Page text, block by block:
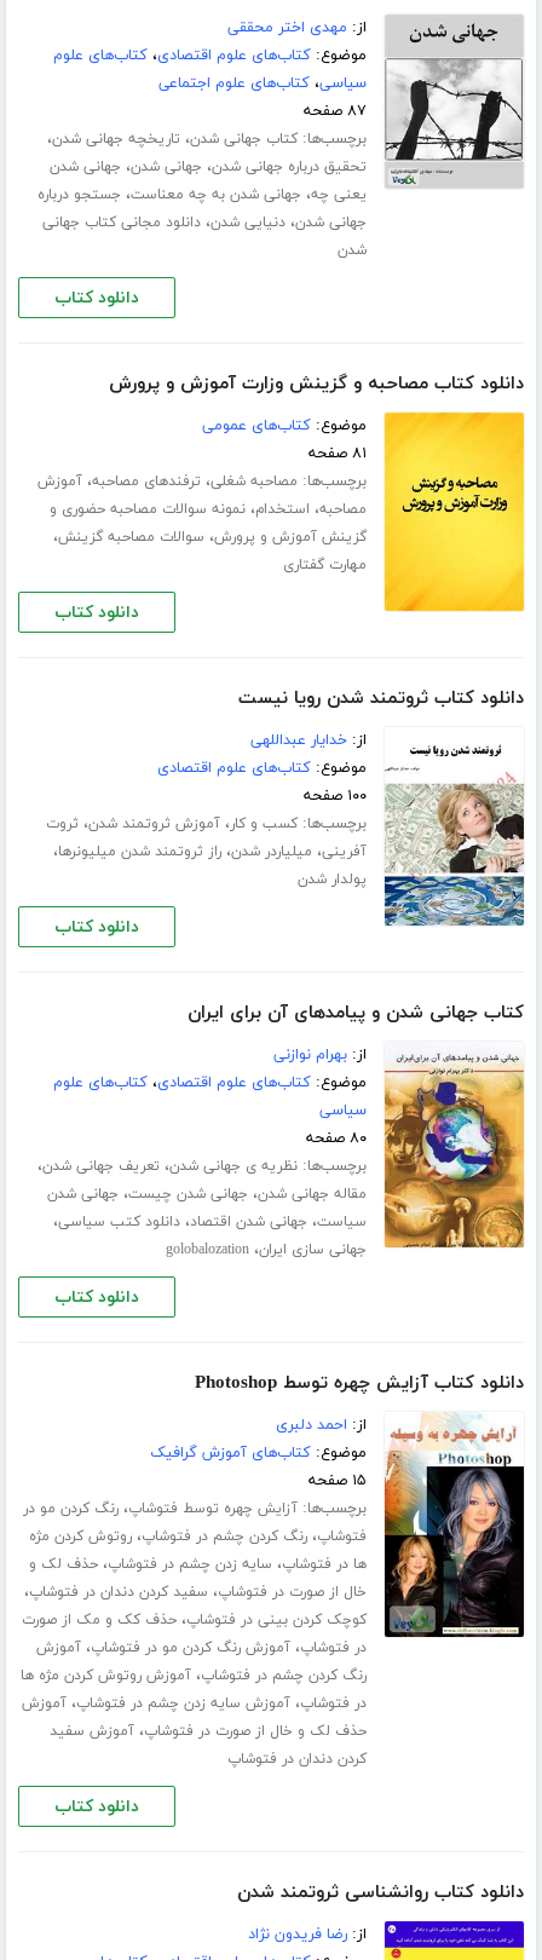
از: مهدی اختر محققی
موضوع:کتاب‌های علوم اقتصادی،کتاب‌های علوم
سیاسی،کتاب‌های علوم اجتماعی
۸۷ صفحه
برچسب‌ها:کتاب جهانی شدن، تاریخچه جهانی شدن،
تحقیق درباره جهانی شدن، جهانی شدن، جهانی شدن
یعنی چه، جهانی شدن به چه معناست، جستجو درباره
جهانی شدن،دنیایی شدن،دانلود مجانی کتاب جهانی
شدن
دانلود کتاب
دانلود کتاب مصاحبه و گزینش وزارت آموزش و پرورش
موضوع:کتاب‌های عمومی
۸۱ صفحه
برچسب‌ها: مصاحبه شغلی، ترفندهای مصاحبه،آموزش
مصاحبه، استخدام،نمونه سوالات مصاحبه حضوری و
گزینش آموزش و پرورش، سوالات مصاحبه گزینش،
مهارت گفتاری
دانلود کتاب
دانلود کتاب ثروتمند شدن رویا نیست
از:خدایار عبداللهی
موضوع:کتاب‌های علوم اقتصادی
۱۰۰ صفحه
برچسب‌ها:کسب و کار،آموزش ثروتمند شدن، ثروت
آفرینی، میلیاردر شدن،راز ثروتمند شدن میلیونرها،
پولدار شدن
دانلود کتاب
کتاب جهانی شدن و پیامدهای آن برای ایران
از:بهرام نوازنی
موضوع:کتاب‌های علوم اقتصادی،کتاب‌های علوم
سیاسی
۸۰ صفحه
برچسب‌ها:نظریه ی جهانی شدن، تعریف جهانی شدن،
مقاله جهانی شدن، جهانی شدن چیست، جهانی شدن
سیاست، جهانی شدن اقتصاد،دانلود کتب سیاسی،
جهانی سازی ایران،golobalozation
دانلود کتاب
دانلود کتاب آزایش چهره توسط Photoshop
از: احمد دلبری
موضوع:کتاب‌های آموزش گرافیک
۱۵ صفحه
برچسب‌ها:آزایش چهره توسط فتوشاپ،رنگ کردن مو در
فتوشاپ،رنگ کردن چشم در فتوشاپ،روتوش کردن مژه
ها در فتوشاپ، سایه زدن چشم در فتوشاپ،حذف لک و
خال از صورت در فتوشاپ، سفید کردن دندان در فتوشاپ،
کوچک کردن بینی در فتوشاپ،حذف کک و مک از صورت
در فتوشاپ،آموزش رنگ کردن مو در فتوشاپ،آموزش
رنگ کردن چشم در فتوشاپ،آموزش روتوش کردن مژه ها
در فتوشاپ،آموزش سایه زدن چشم در فتوشاپ،آموزش
حذف لک و خال از صورت در فتوشاپ،آموزش سفید
کردن دندان در فتوشاپ
دانلود کتاب
دانلود کتاب روانشناسی ثروتمند شدن
از:رضا فریدون نژاد